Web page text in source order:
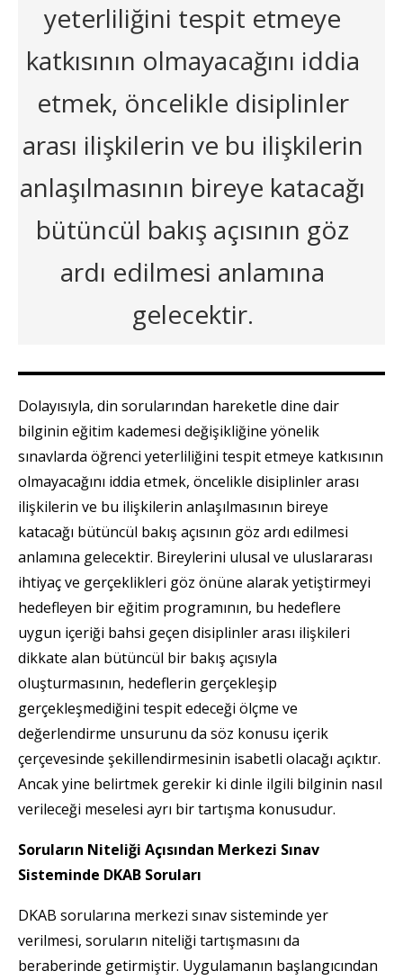
yeterliliğini tespit etmeye
katkısının olmayacağını iddia
etmek, öncelikle disiplinler
arası ilişkilerin ve bu ilişkilerin
anlaşılmasının bireye katacağı
bütüncül bakış açısının göz
ardı edilmesi anlamına
gelecektir.
Dolayısıyla, din sorularından hareketle dine dair
bilginin eğitim kademesi değişikliğine yönelik
sınavlarda öğrenci yeterliliğini tespit etmeye katkısının
olmayacağını iddia etmek, öncelikle disiplinler arası
ilişkilerin ve bu ilişkilerin anlaşılmasının bireye
katacağı bütüncül bakış açısının göz ardı edilmesi
anlamına gelecektir. Bireylerini ulusal ve uluslararası
ihtiyaç ve gerçeklikleri göz önüne alarak yetiştirmeyi
hedefleyen bir eğitim programının, bu hedeflere
uygun içeriği bahsi geçen disiplinler arası ilişkileri
dikkate alan bütüncül bir bakış açısıyla
oluşturmasının, hedeflerin gerçekleşip
gerçekleşmediğini tespit edeceği ölçme ve
değerlendirme unsurunu da söz konusu içerik
çerçevesinde şekillendirmesinin isabetli olacağı açıktır.
Ancak yine belirtmek gerekir ki dinle ilgili bilginin nasıl
verileceği meselesi ayrı bir tartışma konusudur.
Soruların Niteliği Açısından Merkezi Sınav
Sisteminde DKAB Soruları
DKAB sorularına merkezi sınav sisteminde yer
verilmesi, soruların niteliği tartışmasını da
beraberinde getirmiştir. Uygulamanın başlangıcından